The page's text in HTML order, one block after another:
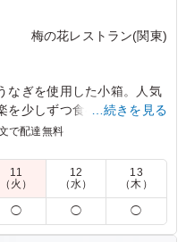
梅の花レストラン(関東)
なぎを使用した小箱。人気
を少しずつ食べれるように
(日)まで
足です。夏季限定なのが
…続きを見る
で配達無料
11
（火）
12
（水）
13
（木）
◯ ◯ ◯